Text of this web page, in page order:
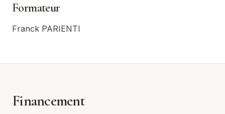
Formateur
Franck PARIENTI
Financement